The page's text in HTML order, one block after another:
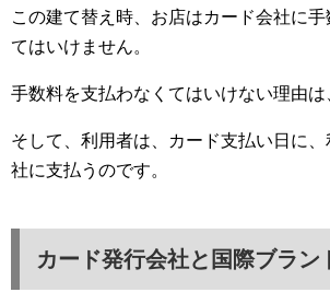
この建て替え時、お店はカード会社に手
てはいけません。
手数料を支払わなくてはいけない理由は
そして、利用者は、カード支払い日に
社に支払うのです。
カード発行会社と国際ブラン